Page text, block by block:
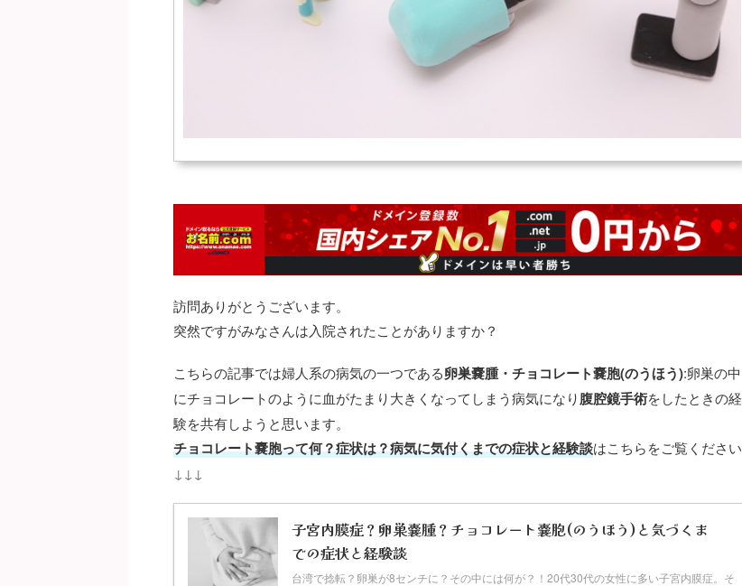
訪問ありがとうございます。
突然ですがみなさんは入院されたことがありますか？
こちらの記事では婦人系の病気の一つである卵巣嚢腫・チョコレート嚢胞(のうほう):卵巣の中
にチョコレートのように血がたまり大きくなってしまう病気になり腹腔鏡手術をしたときの経
験を共有しようと思います。
チョコレート嚢胞って何？症状は？病気に気付くまでの症状と経験談はこちらをご覧ください
↓↓↓
子宮内膜症？卵巣嚢腫？チョコレート嚢胞(のうほう)と気づくま
での症状と経験談
台湾で捻転？卵巣が8センチに？その中には何が？！20代30代の女性に多い子宮内膜症。そ